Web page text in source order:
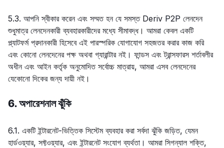
5.3. আপনি স্বীকার করেন এবং সম্মত হন যে সমস্ত Deriv P2P লেনদেন
শুধুমাত্র লেনদেনকারী ব্যবহারকারীদের মধ্যে সীমাবদ্ধ। আমরা কেবল একটি
প্ল্যাটফর্ম প্রদানকারী হিসেবে এই পারস্পরিক যোগাযোগ সহজতর করার কাজ করি
এবং কোনো লেনদেনের পক্ষ অথবা গ্যারান্টার নই। ফান্ডস এবং ট্রান্সফারস শর্তাবলীর
অধীন এবং আইন কর্তৃক অনুমোদিত সর্বোচ্চ মাত্রায়, আমরা এসব লেনদেনের
যেকোনো দিকের জন্য দায়ী নই।
6. অপারেশনাল ঝুঁকি
6.1. একটি ইন্টারনেট-ভিত্তিক সিস্টেম ব্যবহার করা সর্বদা ঝুঁকি জড়িত, যেমন
হার্ডওয়্যার, সফ্টওয়্যার, এবং ইন্টারনেট সংযোগ ব্যর্থতা। আমরা সিগন্যাল শক্তি,